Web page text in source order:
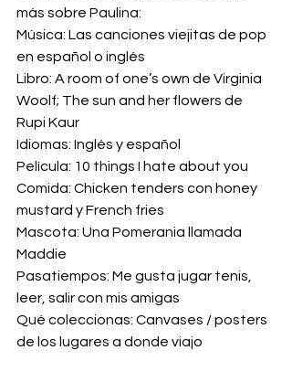
más sobre Paulina:
Música: Las canciones viejitas de pop
en español o inglés
Libro: A room of one’s own de Virginia
Woolf; The sun and her flowers de
Rupi Kaur
Idiomas: Inglés y español
Película: 10 things I hate about you
Comida: Chicken tenders con honey
mustard y French fries
Mascota: Una Pomerania llamada
Maddie
Pasatiempos: Me gusta jugar tenis,
leer, salir con mis amigas
Qué coleccionas: Canvases / posters
de los lugares a donde viajo